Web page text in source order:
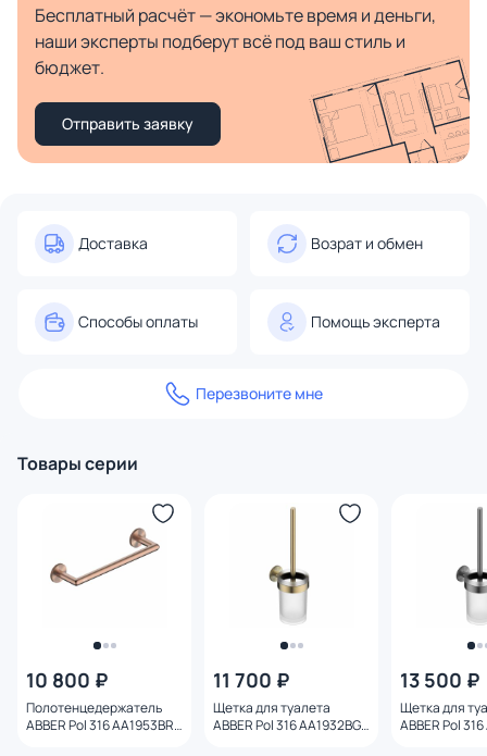
Бесплатный расчёт — экономьте время и деньги,
наши эксперты подберут всё под ваш стиль и
бюджет.
Отправить заявку
Доставка Возрат и обмен
Способы оплаты Помощь эксперта
Перезвоните мне
Товары серии
10 800 ₽
Полотенцедержатель
ABBER Pol 316 AA1953BRG
11 700 ₽
Щетка для туалета
ABBER Pol 316 AA1932BG
13 500 ₽
Щетка для
ABBER Pol